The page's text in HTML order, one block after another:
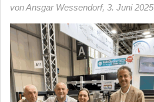
von Ansgar Wessendorf, 3. Juni 2025